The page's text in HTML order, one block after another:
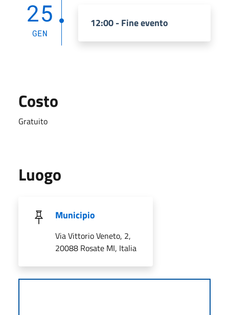
25
GEN
12:00 - Fine evento
Costo
Gratuito
Luogo
Municipio
Via Vittorio Veneto, 2,
20088 Rosate MI, Italia